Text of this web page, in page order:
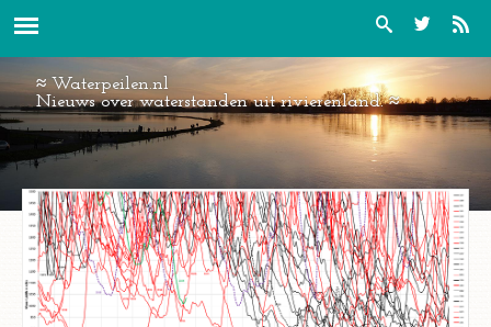
Overslaan en naar de inhoud gaan
Waterpeilen.nl
Nieuws over waterstanden uit rivierenland.
Panorama Roosteren vanaf brug
2.jpg